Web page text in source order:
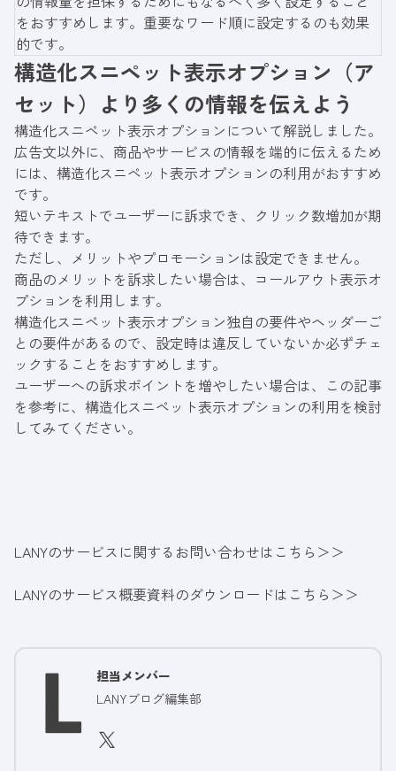
をおすすめします。重要なワード順に設定するのも効果
的です。
構造化スニペット表示オプション（ア
セット）より多くの情報を伝えよう
構造化スニペット表示オプションについて解説しました。
広告文以外に、商品やサービスの情報を端的に伝えるため
には、構造化スニペット表示オプションの利用がおすすめ
です。
短いテキストでユーザーに訴求でき、クリック数増加が期
待できます。
ただし、メリットやプロモーションは設定できません。
商品のメリットを訴求したい場合は、コールアウト表示オ
プションを利用します。
構造化スニペット表示オプション独自の要件やヘッダーご
との要件があるので、設定時は違反していないか必ずチェ
ックすることをおすすめします。
ユーザーへの訴求ポイントを増やしたい場合は、この記事
を参考に、構造化スニペット表示オプションの利用を検討
してみてください。
LANYのサービスに関するお問い合わせはこちら＞＞
LANYのサービス概要資料のダウンロードはこちら＞＞
担当メンバー
LANYブログ編集部